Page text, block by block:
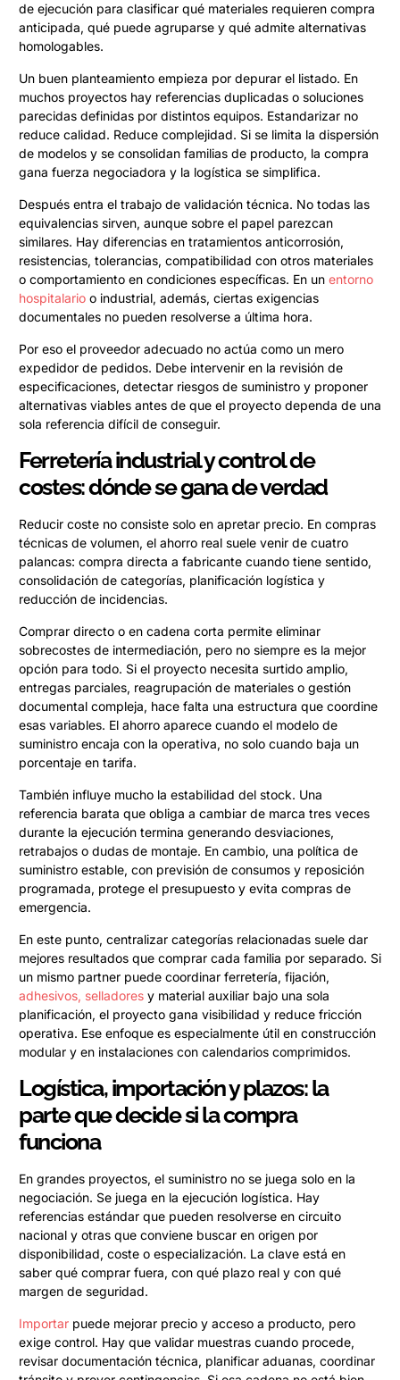
de ejecución para clasificar qué materiales requieren compra
anticipada, qué puede agruparse y qué admite alternativas
homologables.
Un buen planteamiento empieza por depurar el listado. En
muchos proyectos hay referencias duplicadas o soluciones
parecidas definidas por distintos equipos. Estandarizar no
reduce calidad. Reduce complejidad. Si se limita la dispersión
de modelos y se consolidan familias de producto, la compra
gana fuerza negociadora y la logística se simplifica.
Después entra el trabajo de validación técnica. No todas las
equivalencias sirven, aunque sobre el papel parezcan
similares. Hay diferencias en tratamientos anticorrosión,
resistencias, tolerancias, compatibilidad con otros materiales
o comportamiento en condiciones específicas. En un entorno
hospitalario o industrial, además, ciertas exigencias
documentales no pueden resolverse a última hora.
Por eso el proveedor adecuado no actúa como un mero
expedidor de pedidos. Debe intervenir en la revisión de
especificaciones, detectar riesgos de suministro y proponer
alternativas viables antes de que el proyecto dependa de una
sola referencia difícil de conseguir.
Ferretería industrial y control de
costes: dónde se gana de verdad
Reducir coste no consiste solo en apretar precio. En compras
técnicas de volumen, el ahorro real suele venir de cuatro
palancas: compra directa a fabricante cuando tiene sentido,
consolidación de categorías, planificación logística y
reducción de incidencias.
Comprar directo o en cadena corta permite eliminar
sobrecostes de intermediación, pero no siempre es la mejor
opción para todo. Si el proyecto necesita surtido amplio,
entregas parciales, reagrupación de materiales o gestión
documental compleja, hace falta una estructura que coordine
esas variables. El ahorro aparece cuando el modelo de
suministro encaja con la operativa, no solo cuando baja un
porcentaje en tarifa.
También influye mucho la estabilidad del stock. Una
referencia barata que obliga a cambiar de marca tres veces
durante la ejecución termina generando desviaciones,
retrabajos o dudas de montaje. En cambio, una política de
suministro estable, con previsión de consumos y reposición
programada, protege el presupuesto y evita compras de
emergencia.
En este punto, centralizar categorías relacionadas suele dar
mejores resultados que comprar cada familia por separado. Si
un mismo partner puede coordinar ferretería, fijación,
adhesivos, selladores y material auxiliar bajo una sola
planificación, el proyecto gana visibilidad y reduce fricción
operativa. Ese enfoque es especialmente útil en construcción
modular y en instalaciones con calendarios comprimidos.
Logística, importación y plazos: la
parte que decide si la compra
funciona
En grandes proyectos, el suministro no se juega solo en la
negociación. Se juega en la ejecución logística. Hay
referencias estándar que pueden resolverse en circuito
nacional y otras que conviene buscar en origen por
disponibilidad, coste o especialización. La clave está en
saber qué comprar fuera, con qué plazo real y con qué
margen de seguridad.
Importar puede mejorar precio y acceso a producto, pero
exige control. Hay que validar muestras cuando procede,
revisar documentación técnica, planificar aduanas, coordinar